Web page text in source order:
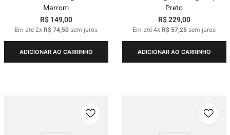
Marrom
R$ 149,00
Em até2xR$74,50sem juros
ADICIONAR AO CARRINHO
Preto
R$229,00
Em até4xR$ 57,25sem juros
ADICIONAR AO CARRINHO